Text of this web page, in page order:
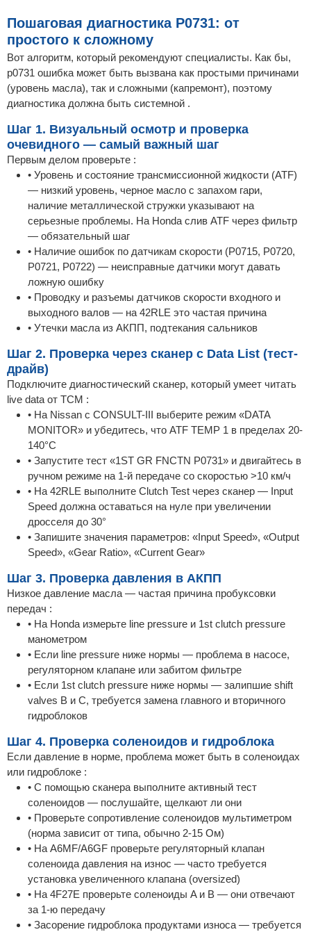
Пошаговая диагностика P0731: от
простого к сложному
Вот алгоритм, который рекомендуют специалисты. Как бы,
p0731 ошибка может быть вызвана как простыми причинами
(уровень масла), так и сложными (капремонт), поэтому
диагностика должна быть системной .
Шаг 1. Визуальный осмотр и проверка
очевидного — самый важный шаг
Первым делом проверьте :
• Уровень и состояние трансмиссионной жидкости (ATF)
— низкий уровень, черное масло с запахом гари,
наличие металлической стружки указывают на
серьезные проблемы. На Honda слив ATF через фильтр
— обязательный шаг
• Наличие ошибок по датчикам скорости (P0715, P0720,
P0721, P0722) — неисправные датчики могут давать
ложную ошибку
• Проводку и разъемы датчиков скорости входного и
выходного валов — на 42RLE это частая причина
• Утечки масла из АКПП, подтекания сальников
Шаг 2. Проверка через сканер с Data List (тест-
драйв)
Подключите диагностический сканер, который умеет читать
live data от TCM :
• На Nissan с CONSULT-III выберите режим «DATA
MONITOR» и убедитесь, что ATF TEMP 1 в пределах 20-
140°C
• Запустите тест «1ST GR FNCTN P0731» и двигайтесь в
ручном режиме на 1-й передаче со скоростью >10 км/ч
• На 42RLE выполните Clutch Test через сканер — Input
Speed должна оставаться на нуле при увеличении
дросселя до 30°
• Запишите значения параметров: «Input Speed», «Output
Speed», «Gear Ratio», «Current Gear»
Шаг 3. Проверка давления в АКПП
Низкое давление масла — частая причина пробуксовки
передач :
• На Honda измерьте line pressure и 1st clutch pressure
манометром
• Если line pressure ниже нормы — проблема в насосе,
регуляторном клапане или забитом фильтре
• Если 1st clutch pressure ниже нормы — залипшие shift
valves B и C, требуется замена главного и вторичного
гидроблоков
Шаг 4. Проверка соленоидов и гидроблока
Если давление в норме, проблема может быть в соленоидах
или гидроблоке :
• С помощью сканера выполните активный тест
соленоидов — послушайте, щелкают ли они
• Проверьте сопротивление соленоидов мультиметром
(норма зависит от типа, обычно 2-15 Ом)
• На A6MF/A6GF проверьте регуляторный клапан
соленоида давления на износ — часто требуется
установка увеличенного клапана (oversized)
• На 4F27E проверьте соленоиды A и B — они отвечают
за 1-ю передачу
• Засорение гидроблока продуктами износа — требуется